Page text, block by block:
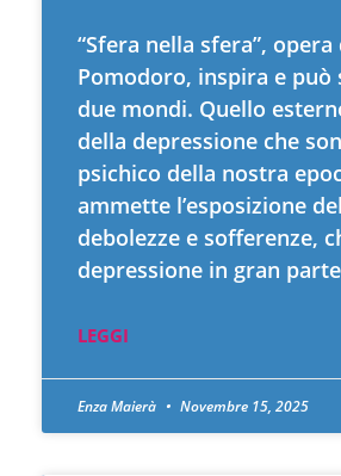
“Sfera nella sfera”,
Pomodoro, inspira e può
due mondi. Quello
della depressione che
psichico della nostra
ammette l’esposizione
debolezze e sofferenze,
depressione in gran
LEGGI
Enza Maierà Novembre 15, 2025